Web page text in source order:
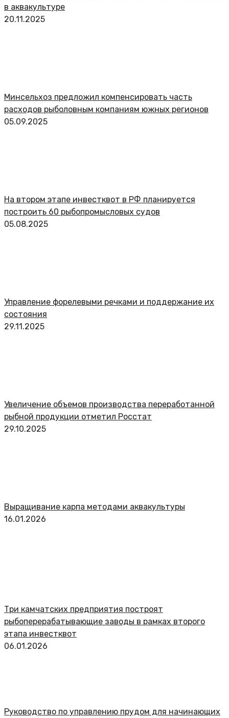
в аквакультуре
20.11.2025
Минсельхоз предложил компенсировать часть
расходов рыболовным компаниям южных регионов
05.09.2025
На втором этапе инвестквот в РФ планируется
построить 60 рыбопромысловых судов
05.08.2025
Управление форелевыми речками и поддержание их
состояния
29.11.2025
Увеличение объемов производства переработанной
рыбной продукции отметил Росстат
29.10.2025
Выращивание карпа методами аквакультуры
16.01.2026
Три камчатских предприятия построят
рыбоперерабатывающие заводы в рамках второго
этапа инвестквот
06.01.2026
Руководство по управлению прудом для начинающих